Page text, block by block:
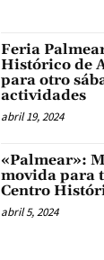
Feria
Histórico de
para otro
actividades
abril 19, 2024
«Palmear»:
movida para
Centro
abril 5, 2024